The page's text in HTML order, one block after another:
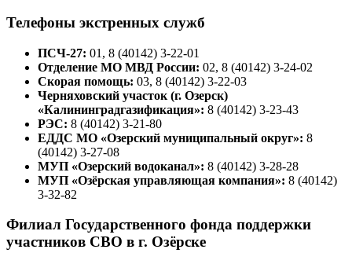
Телефоны экстренных служб
ПСЧ-27: 01, 8 (40142) 3-22-01
Отделение МО МВД России: 02, 8 (40142) 3-24-02
Скорая помощь: 03, 8 (40142) 3-22-03
Черняховский участок (г. Озерск)
«Калининградгазификация»: 8 (40142) 3-23-43
РЭС: 8 (40142) 3-21-80
ЕДДС МО «Озерский муниципальный округ»: 8
(40142) 3-27-08
МУП «Озерский водоканал»: 8 (40142) 3-28-28
МУП «Озёрская управляющая компания»: 8 (40142)
3-32-82
Филиал Государственного фонда поддержки
участников СВО в г. Озёрске